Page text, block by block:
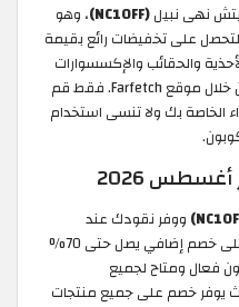
نهى نبيل(NC10FF)
، وهو
على تخفيضات رائع بقيمة
والحقائب والإكسسوارات
المختلفة للرجال والنساء والأطفال من خلال موقع Farfetch. فقط قم
الخاصة بك ولا تنسى استخدام
2026
ووفر نقودك عند
التسوق من موقع Farfetch واحصل على خصم إضافي يصل حتى 70%
فعال ومتاح لجميع
خصم على جميع منتجات